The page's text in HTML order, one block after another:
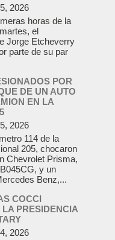
2026
horas de la
el
Jorge Etcheverry
parte de su par
POR
DE UN AUTO
EN LA
2026
114 de la
205, chocaron
Chevrolet Prisma,
y un
Benz,...
COCCI
PRESIDENCIA
2026